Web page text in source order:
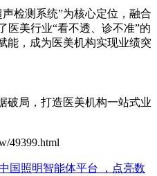
检测系统”为核心定位，融合
医美行业“看不透、诊不准”的
能，成为医美机构实现业绩突
破局，打造医美机构一站式业
49399.html
国照明智能体平台 ，点亮数